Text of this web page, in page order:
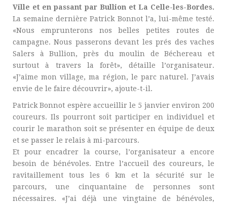
Ville et en passant par Bullion et La Celle-les-Bordes.
La semaine dernière Patrick Bonnot l’a, lui-même testé.
«Nous emprunterons nos belles petites routes de
campagne. Nous passerons devant les prés des vaches
Salers à Bullion, près du moulin de Béchereau et
surtout à travers la forêt», détaille l’organisateur.
«J’aime mon village, ma région, le parc naturel. J’avais
envie de le faire découvrir», ajoute-t-il.
Patrick Bonnot espère accueillir le 5 janvier environ 200
coureurs. Ils pourront soit participer en individuel et
courir le marathon soit se présenter en équipe de deux
et se passer le relais à mi-parcours.
Et pour encadrer la course, l’organisateur a encore
besoin de bénévoles. Entre l’accueil des coureurs, le
ravitaillement tous les 6 km et la sécurité sur le
parcours, une cinquantaine de personnes sont
nécessaires. «J’ai déjà une vingtaine de bénévoles,